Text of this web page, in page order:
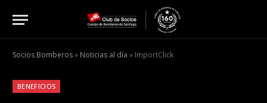
Socios Bomberos» Noticias al día » ImportClick
BENEFICIOS